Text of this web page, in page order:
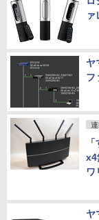
ァ
ヤ
フ
x4
ワ
ヤ